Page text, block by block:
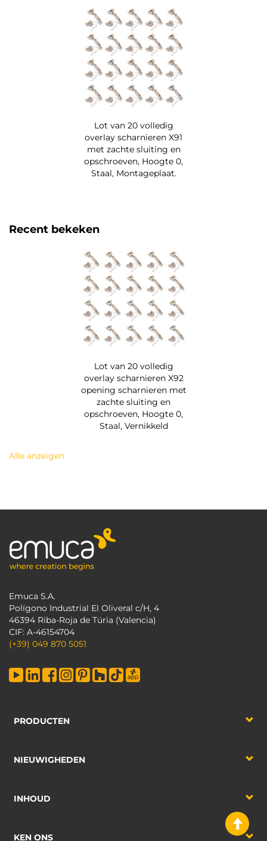
Lot van 20 volledig
overlay scharnieren X91
met zachte sluiting en
opschroeven, Hoogte 0,
Staal, Montageplaat.
Recent bekeken
Lot van 20 volledig
overlay scharnieren X92
opening scharnieren met
zachte sluiting en
opschroeven, Hoogte 0,
Staal, Vernikkeld
Alle anzeigen
Emuca S.A.
Polígono Industrial El Oliveral c/H, 4
46394 Riba-Roja de Túria (Valencia)
CIF: A-46154704
(+39) 049 870 5051
PRODUCTEN
NIEUWIGHEDEN
INHOUD
KEN ONS